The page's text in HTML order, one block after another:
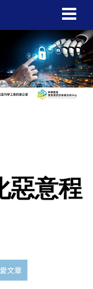
惡意程